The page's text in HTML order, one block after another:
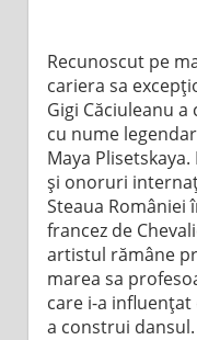
Recunoscut pe
cariera sa
Gigi Căciuleanu
cu nume
Maya
și onoruri
Steaua României
francez de
artistul rămâne
marea sa
care i-a influențat
a construi dansul.